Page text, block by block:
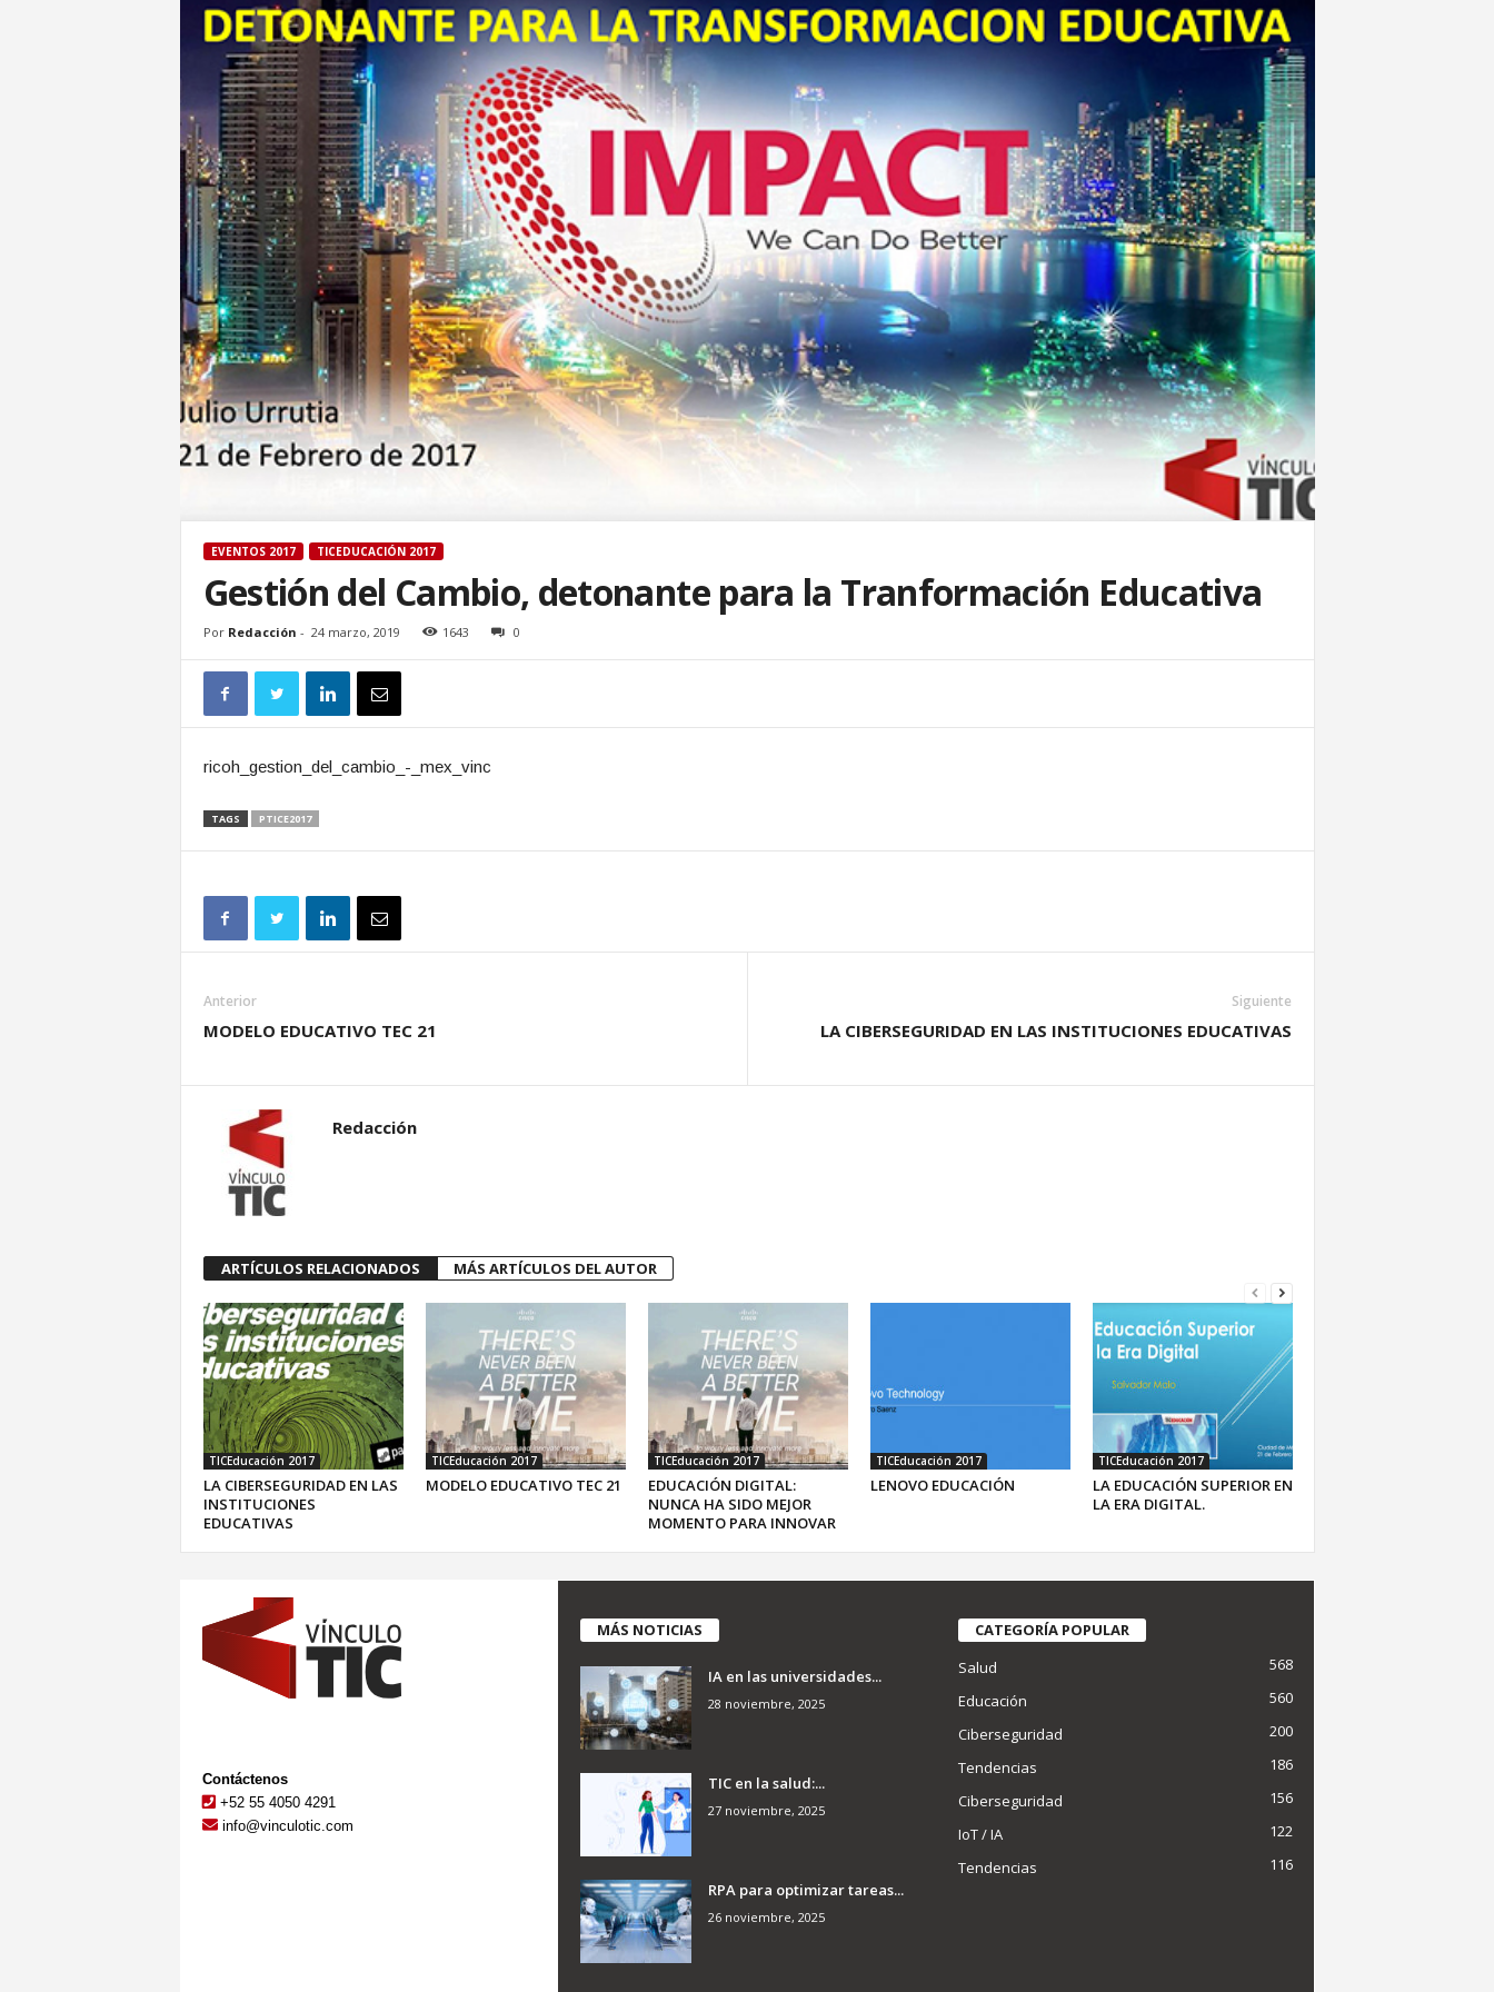
EVENTOS 2017 TICEDUCACIÓN 2017
Gestión del Cambio, detonante para la Tranformación Educativa
Por Redacción - 24 marzo, 2019 1643 0
ricoh_gestion_del_cambio_-_mex_vinc
TAGS PTICE2017
Anterior
MODELO EDUCATIVO TEC 21
Siguiente
LA CIBERSEGURIDAD EN LAS INSTITUCIONES EDUCATIVAS
Redacción
ARTÍCULOS RELACIONADOS MÁS ARTÍCULOS DEL AUTOR
TICEducación 2017
LA CIBERSEGURIDAD EN LAS
INSTITUCIONES
EDUCATIVAS
TICEducación 2017
MODELO EDUCATIVO TEC 21
TICEducación 2017
EDUCACIÓN DIGITAL:
NUNCA HA SIDO MEJOR
MOMENTO PARA INNOVAR
TICEducación 2017
LENOVO EDUCACIÓN
TICEducación 2017
LA EDUCACIÓN SUPERIOR EN
LA ERA DIGITAL.
Contáctenos
+52 55 4050 4291
info@vinculotic.com
MÁS NOTICIAS
IA en las universidades...
28 noviembre, 2025
TIC en la salud:...
27 noviembre, 2025
RPA para optimizar tareas...
26 noviembre, 2025
CATEGORÍA POPULAR
Salud
568
Educación
560
Ciberseguridad
200
Tendencias
186
Ciberseguridad
156
IoT / IA
122
Tendencias
116